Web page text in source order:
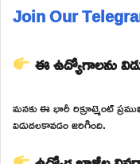
Join Our
ఈ ఉద్యోగాలను
మనకు ఈ భారీ రిక్రూట్మెంట్
విడుదలకావడం జరిగింది.